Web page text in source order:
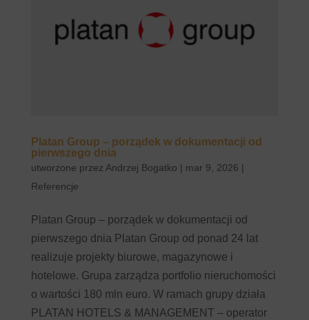
Platan Group – porządek w dokumentacji od
pierwszego dnia
utworzone przez Andrzej Bogatko | mar 9, 2026 |
Referencje
Platan Group – porządek w dokumentacji od
pierwszego dnia Platan Group od ponad 24 lat
realizuje projekty biurowe, magazynowe i
hotelowe. Grupa zarządza portfolio nieruchomości
o wartości 180 mln euro. W ramach grupy działa
PLATAN HOTELS & MANAGEMENT – operator